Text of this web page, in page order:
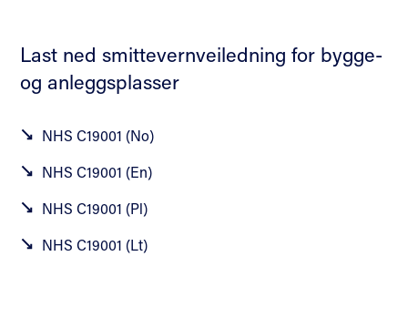
Last ned smittevernveiledning for bygge-
og anleggsplasser
NHS C19001 (No)
NHS C19001 (En)
NHS C19001 (Pl)
NHS C19001 (Lt)